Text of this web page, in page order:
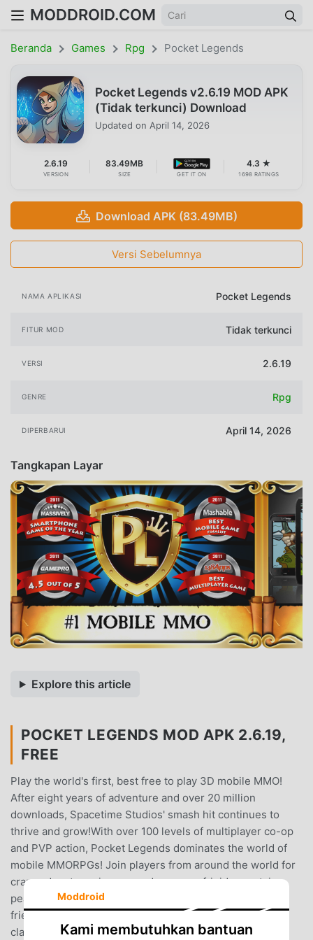
MODDROID.COM
Beranda Games Rpg Pocket Legends
Pocket Legends v2.6.19 MOD APK
(Tidak terkunci) Download
Updated on April 14, 2026
2.6.19
VERSION
83.49MB
SIZE GET IT ON
4.3 ★
1698 RATINGS
Download APK (83.49MB)
Versi Sebelumnya
NAMA APLIKASI Pocket Legends
FITUR MOD Tidak terkunci
VERSI 2.6.19
GENRE Rpg
DIPERBARUI April 14, 2026
Tangkapan Layar
Explore this article
POCKET LEGENDS MOD APK 2.6.19,
FREE
Play the world's first, best free to play 3D mobile MMO!
After eight years of adventure and over 20 million
downloads, Spacetime Studios' smash hit continues to
thrive and grow!With over 100 levels of multiplayer co-op
and PVP action, Pocket Legends dominates the world of
mobile MMORPGs! Join players from around the world for
crazy adventures in creepy dungeons, frigid mountain
peaks, and steamy swamps. Play with friends make new
friends as you master each of 5 legendary character
classes.Features:+ Five unique customizable character
Moddroid
Kami membutuhkan bantuan